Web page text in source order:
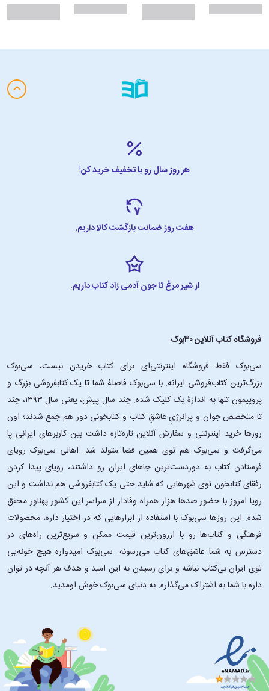
هر روز سال رو با تخفیف خرید کن!
هفت روز ضمانت بازگشت کالا داریم.
از شیر مرغ تا جون آدمی زاد کتاب داریم.
فروشگاه کتاب آنلاین ۳۰بوک
سی‌بوک فقط فروشگاه اینترنتی‌ای برای کتاب خریدن نیست، سی‌بوک
بزرگ‌ترین کتاب‌فروشی ایرانه. با سی‌بوک فاصلۀ شما تا یک کتابفروشی بزرگ و
پروپیمون تنها به اندازۀ یک کلیک شده. چند سال پیش، یعنی سال ۱۳۹۳، چند
تا متخصص جوان و پرانرژیِ عاشقِ کتاب و کتابخونی دور هم جمع شدند؛ اون‌
روزها خرید اینترنتی و سفارش آنلاین تازه‌تازه داشت بین کاربرهای ایرانی پا
می‌گرفت و سی‌بوک هم توی همین فضا متولد شد. اهالی سی‌بوک رویای
فرستادن کتاب به دوردست‌ترین جاهای ایران رو داشتند، رویای پیدا کردن
رفقای کتابخون توی شهرهایی که شاید حتی یک کتابفروشی هم نداشت و این
رویا امروز با حضور صدها هزار همراه وفادار از سراسر این کشور پهناور محقق
شده. این ‌روزها سی‌بوک با استفاده از ابزارهایی که در اختیار داره، محصولات
فرهنگی و کتاب‌ها رو با ارزون‌ترین قیمت ممکن و سریع‌ترین راه‌های در
دسترس به شما عاشق‌های کتاب می‌رسونه. سی‌بوک امیدواره هیچ خونه‌یی
توی ایران بی‌کتاب نباشه و برای رسیدن به این امید و هدف هر آنچه در توان
داره با شما به اشتراک می‌گذاره. به دنیای سی‌بوک خوش اومدید.